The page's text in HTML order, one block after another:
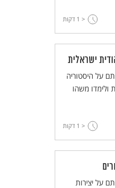
< 1 דקות
ישראלית
על היסטוריה
קחו 3-4 דקות ולימדו משהו
< 1 דקות
על יצירות